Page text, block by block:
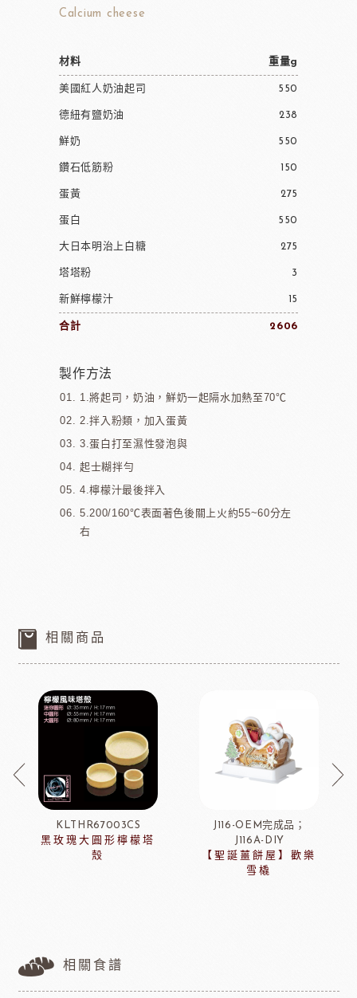
Calcium cheese
材料 重量g
美國紅人奶油起司 550
德紐有鹽奶油 238
鮮奶 550
鑽石低筋粉 150
蛋黃 275
蛋白 550
大日本明治上白糖 275
塔塔粉 3
新鮮檸檬汁 15
合計 2606
製作方法
1.將起司，奶油，鮮奶一起隔水加熱至70℃
2.拌入粉類，加入蛋黃
3.蛋白打至濕性發泡與
起士糊拌勻
4.檸檬汁最後拌入
5.200/160℃表面著色後關上火約55~60分左
右
相關商品
KLTHR67003CS
黑玫瑰大圓形檸檬塔
殼
J116-OEM完成品；
J116A-DIY
【聖誕薑餅屋】歡樂
雪橇
相關食譜